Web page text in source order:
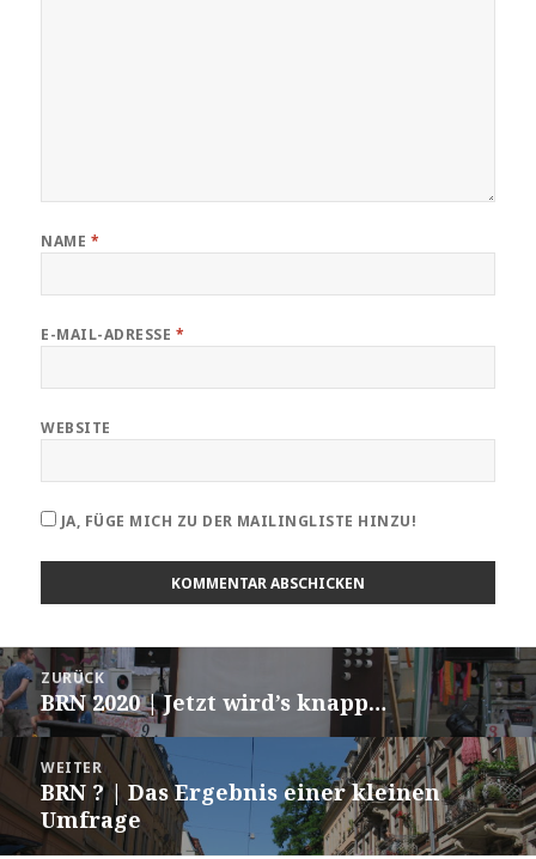
NAME *
E-MAIL-ADRESSE *
WEBSITE
JA, FÜGE MICH ZU DER MAILINGLISTE HINZU!
Beitragsnavigation
ZURÜCK
Vorheriger
Beitrag:
BRN 2020 | Jetzt wird’s knapp…
WEITER
Nächster
Beitrag:
BRN ? | Das Ergebnis einer kleinen
Umfrage